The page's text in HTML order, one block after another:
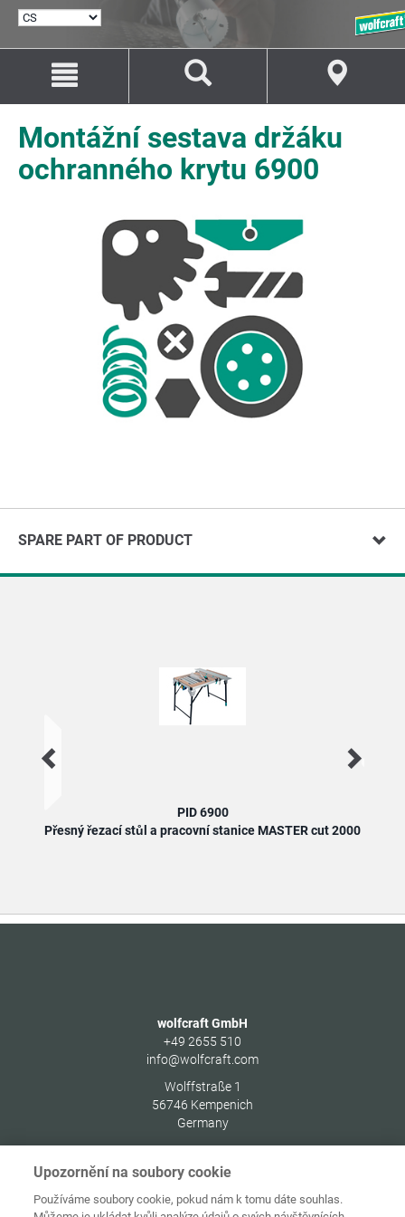
Obsah
Navigaci
Montážní sestava držáku
ochranného krytu 6900
SPARE PART OF PRODUCT
PID 6900
Přesný řezací stůl a pracovní stanice MASTER cut 2000
wolfcraft GmbH
+49 2655 510
info@wolfcraft.com
Wolffstraße 1
56746 Kempenich
Germany
Upozornění na soubory cookie
Používáme soubory cookie, pokud nám k tomu dáte souhlas.